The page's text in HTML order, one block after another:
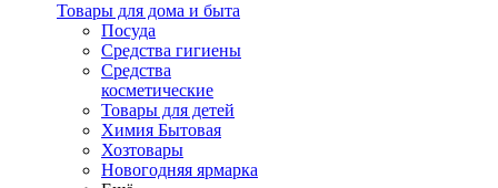
Товары для дома и быта
Посуда
Средства гигиены
Средства
косметические
Товары для детей
Химия Бытовая
Хозтовары
Новогодняя ярмарка